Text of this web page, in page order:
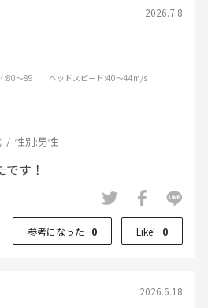
2026.7.8
:80～89 ヘッドスピード:40～44m/s
性別:男性
す！
参考になった 0 Like! 0
2026.6.18